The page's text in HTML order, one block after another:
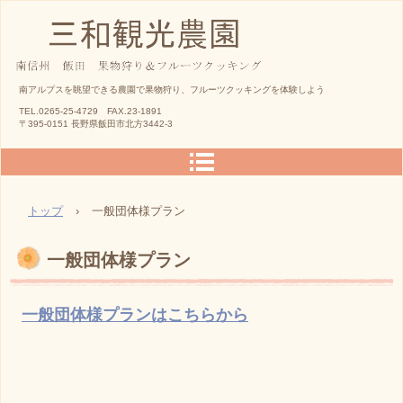
三和観光農園
南アルプスを眺望できる農園で果物狩り、フルーツクッキングを体験しよう
TEL.0265-25-4729 FAX.23-1891
〒395-0151 長野県飯田市北方3442-3
トップ › 一般団体様プラン
一般団体様プラン
一般団体様プランはこちらから